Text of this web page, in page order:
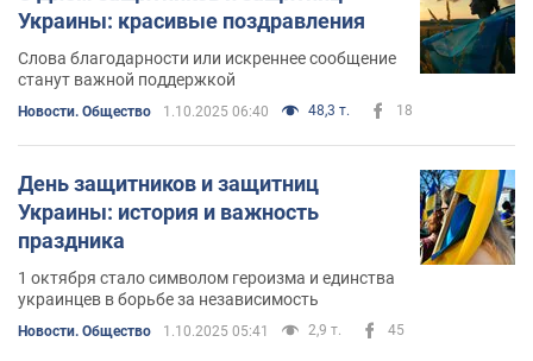
Украины: красивые поздравления
Слова благодарности или искреннее сообщение
станут важной поддержкой
Новости. Общество 1.10.2025 06:40 48,3 т. 18
День защитников и защитниц
Украины: история и важность
праздника
1 октября стало символом героизма и единства
украинцев в борьбе за независимость
Новости. Общество 1.10.2025 05:41 2,9 т. 45